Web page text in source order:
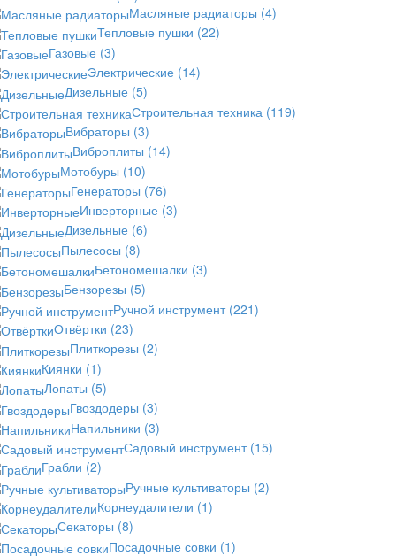
Масляные радиаторы (4)
Тепловые пушки (22)
Газовые (3)
Электрические (14)
Дизельные (5)
Строительная техника (119)
Вибраторы (3)
Виброплиты (14)
Мотобуры (10)
Генераторы (76)
Инверторные (3)
Дизельные (6)
Пылесосы (8)
Бетономешалки (3)
Бензорезы (5)
Ручной инструмент (221)
Отвёртки (23)
Плиткорезы (2)
Киянки (1)
Лопаты (5)
Гвоздодеры (3)
Напильники (3)
Садовый инструмент (15)
Грабли (2)
Ручные культиваторы (2)
Корнеудалители (1)
Секаторы (8)
Посадочные совки (1)